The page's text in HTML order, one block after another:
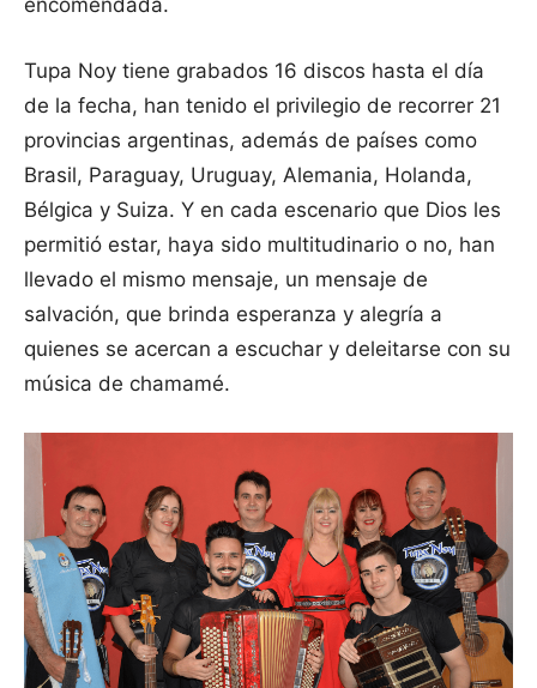
encomendada.
Tupa Noy tiene grabados 16 discos hasta el día
de la fecha, han tenido el privilegio de recorrer 21
provincias argentinas, además de países como
Brasil, Paraguay, Uruguay, Alemania, Holanda,
Bélgica y Suiza. Y en cada escenario que Dios les
permitió estar, haya sido multitudinario o no, han
llevado el mismo mensaje, un mensaje de
salvación, que brinda esperanza y alegría a
quienes se acercan a escuchar y deleitarse con su
música de chamamé.